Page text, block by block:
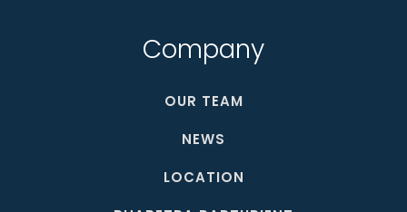
Company
OUR TEAM
NEWS
LOCATION